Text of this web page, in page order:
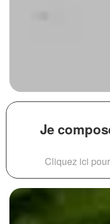
Je
Cliquez ici